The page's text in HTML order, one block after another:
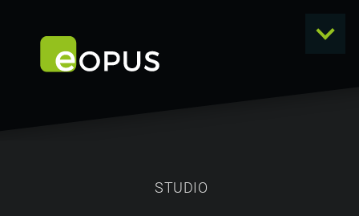
STUDIO